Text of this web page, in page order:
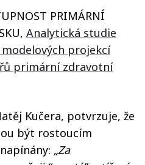
PRIMÁRNÍ
Analytická studie
modelových projekcí
primární zdravotní
Kučera, potvrzuje, že
být rostoucím
„Za